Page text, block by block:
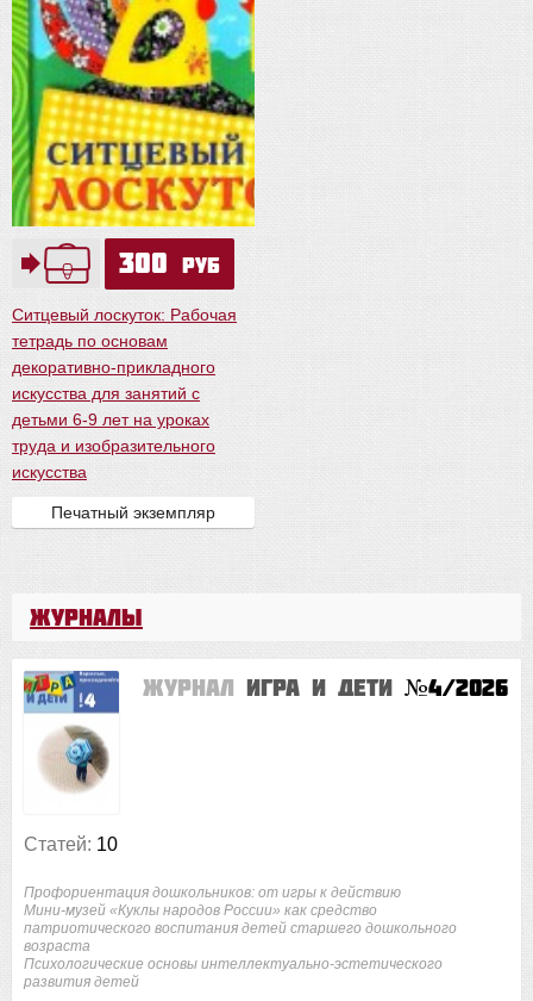
300 руб
Ситцевый лоскуток: Рабочая
тетрадь по основам
декоративно-прикладного
искусства для занятий с
детьми 6-9 лет на уроках
труда и изобразительного
искусства
Печатный экземпляр
Журналы
Журнал Игра и дети №4/2026
Статей: 10
Профориентация дошкольников: от игры к действию
Мини-музей «Куклы народов России» как средство
патриотического воспитания детей старшего дошкольного
возраста
Психологические основы интеллектуально-эстетического
развития детей